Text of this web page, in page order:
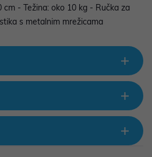
cm - Težina: oko 10 kg - Ručka za
s metalnim mrežicama